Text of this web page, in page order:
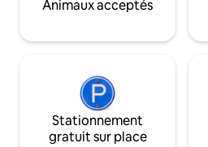
Animaux acceptés
Stationnement
gratuit sur place